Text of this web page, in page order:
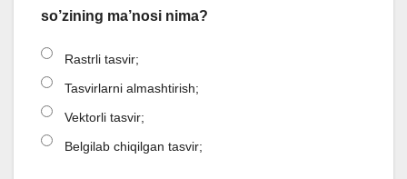
so’zining ma’nosi nima?
Rastrli tasvir;
Tasvirlarni almashtirish;
Vektorli tasvir;
Belgilab chiqilgan tasvir;